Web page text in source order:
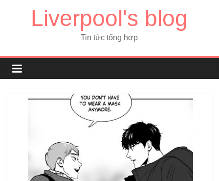
Liverpool's blog
Tin tức tổng hợp